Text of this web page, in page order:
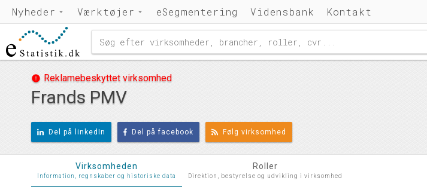
Nyheder Værktøjer eSegmentering Vidensbank Kontakt
error Reklamebeskyttet virksomhed
Frands PMV
Del på linkedIn Del på facebook Følg virksomhed
Virksomheden
Information, regnskaber og historiske data
Roller
Direktion, bestyrelse og udvikling i virksomhed